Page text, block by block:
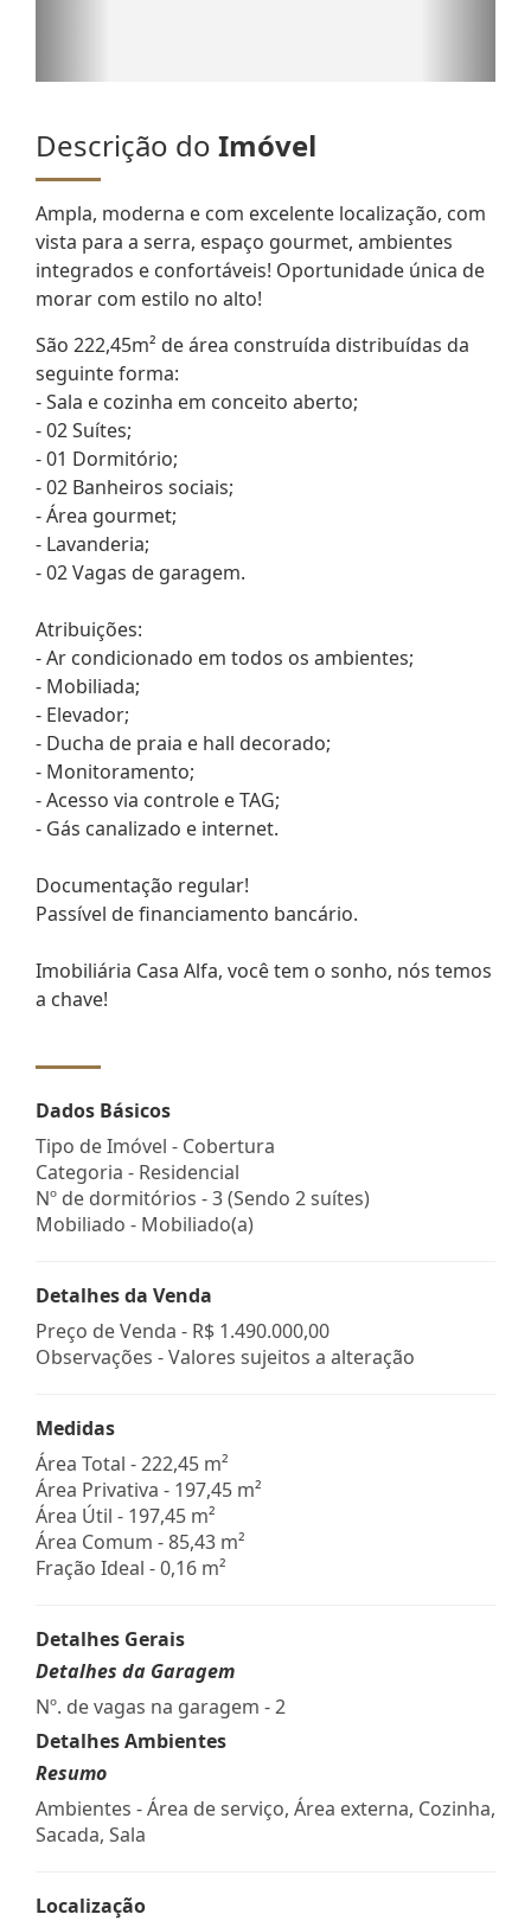
Descrição do Imóvel
Ampla, moderna e com excelente localização, com
vista para a serra, espaço gourmet, ambientes
integrados e confortáveis! Oportunidade única de
morar com estilo no alto!
São 222,45m² de área construída distribuídas da
seguinte forma:
- Sala e cozinha em conceito aberto;
- 02 Suítes;
- 01 Dormitório;
- 02 Banheiros sociais;
- Área gourmet;
- Lavanderia;
- 02 Vagas de garagem.
Atribuições:
- Ar condicionado em todos os ambientes;
- Mobiliada;
- Elevador;
- Ducha de praia e hall decorado;
- Monitoramento;
- Acesso via controle e TAG;
- Gás canalizado e internet.
Documentação regular!
Passível de financiamento bancário.
Imobiliária Casa Alfa, você tem o sonho, nós temos
a chave!
Dados Básicos
Tipo de Imóvel - Cobertura
Categoria - Residencial
Nº de dormitórios - 3 (Sendo 2 suítes)
Mobiliado - Mobiliado(a)
Detalhes da Venda
Preço de Venda - R$ 1.490.000,00
Observações - Valores sujeitos a alteração
Medidas
Área Total - 222,45 m²
Área Privativa - 197,45 m²
Área Útil - 197,45 m²
Área Comum - 85,43 m²
Fração Ideal - 0,16 m²
Detalhes Gerais
Detalhes da Garagem
Nº. de vagas na garagem - 2
Detalhes Ambientes
Resumo
Ambientes - Área de serviço, Área externa, Cozinha,
Sacada, Sala
Localização